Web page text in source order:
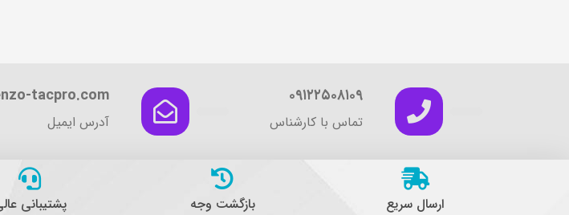
۰۹۱۲۲۵۰۸۱۰۹
تماس با کارشناس
tacpro.com
آدرس ایمیل
ارسال سریع بازگشت وجه پشتیبانی